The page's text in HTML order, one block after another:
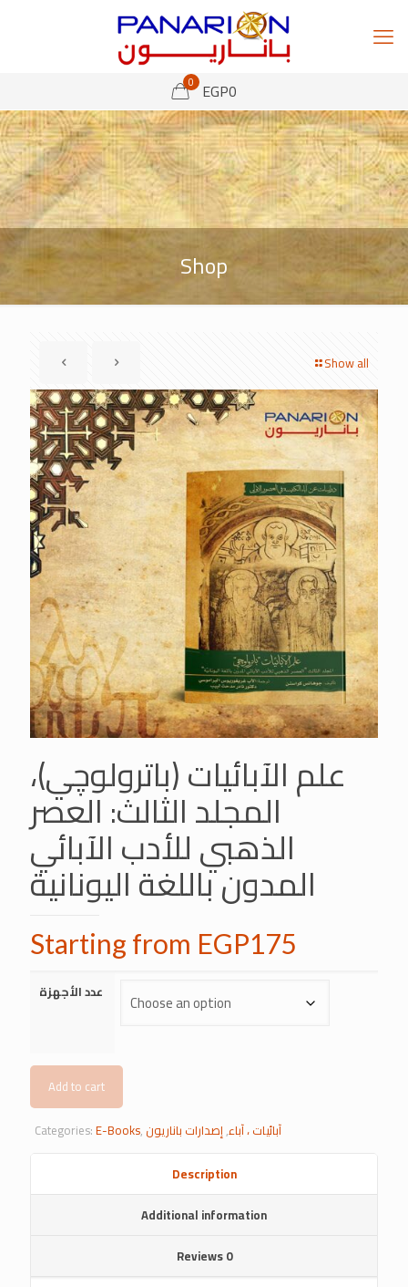
0 EGP0
Shop
Show all
علم الآبائيات (باترولوچي)،
المجلد الثالث: العصر
الذهبي للأدب الآبائي
المدون باللغة اليونانية
Starting from EGP175
عدد الأجهزة
Add to cart
Categories:E-Books, آبائيات ، آباء,إصدارات باناريون
Description
Additional information
Reviews0